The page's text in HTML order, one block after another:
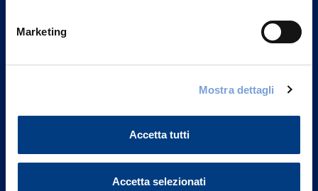
Marketing
Mostra dettagli
Accetta tutti
Accetta selezionati
Vittoria Assicurazioni S.p.A.
Part. IVA 01329510158
FAQ